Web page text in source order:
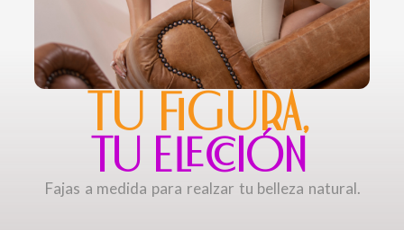
TU FIGURA,
TU ELECCIÓN
Fajas a medida para realzar tu belleza natural.